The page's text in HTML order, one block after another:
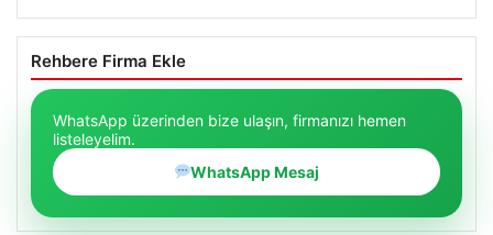
Rehbere Firma Ekle
WhatsApp üzerinden bize ulaşın, firmanızı hemen
listeleyelim.
WhatsApp Mesaj